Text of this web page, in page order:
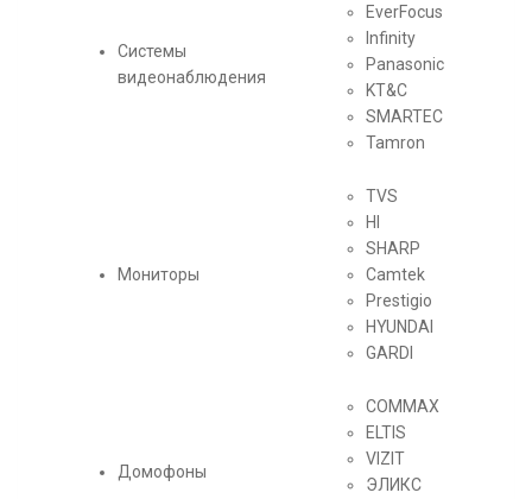
Системы
видеонаблюдения
EverFocus
Infinity
Panasonic
KT&C
SMARTEC
Tamron
Мониторы
TVS
HI
SHARP
Camtek
Prestigio
HYUNDAI
GARDI
Домофоны
СOMMAX
ELTIS
VIZIT
ЭЛИКС